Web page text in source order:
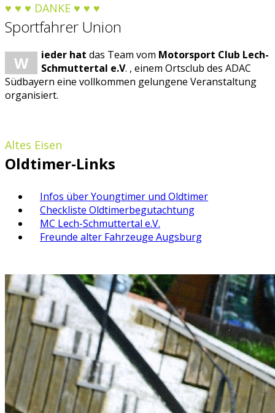
♥ ♥ ♥ DANKE ♥ ♥ ♥
Sportfahrer Union
W
ieder hat das Team vom Motorsport Club Lech-
Schmuttertal e.V. , einem Ortsclub des ADAC
Südbayern eine vollkommen gelungene Veranstaltung
organisiert.
Altes Eisen
Oldtimer-Links
Infos über Youngtimer und Oldtimer
Checkliste Oldtimerbegutachtung
MC Lech-Schmuttertal e.V.
Freunde alter Fahrzeuge Augsburg